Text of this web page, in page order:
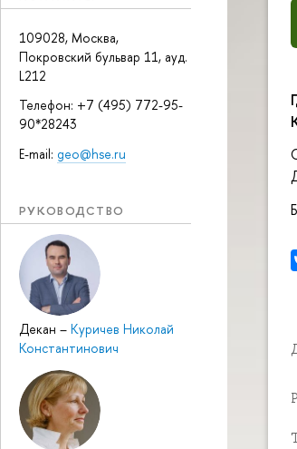
109028, Москва,
Покровский бульвар 11, ауд.
L212
Телефон: +7 (495) 772-95-
90*28243
E-mail: geo@hse.ru
РУКОВОДСТВО
Декан – Куричев Николай
Константинович